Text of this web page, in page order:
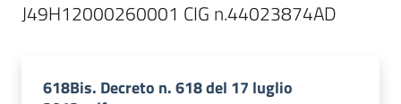
618Bis. Decreto n. 618 del 17 luglio